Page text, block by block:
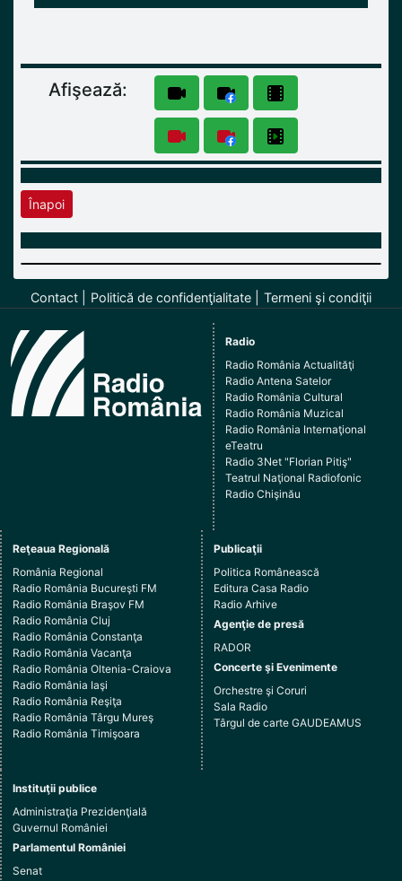
Afişează:
Înapoi
Contact Politică de confidenţialitate Termeni şi condiţii
Radio
Radio România Actualităţi
Radio Antena Satelor
Radio România Cultural
Radio România Muzical
Radio România Internaţional
eTeatru
Radio 3Net "Florian Pitiş"
Teatrul Naţional Radiofonic
Radio Chişinău
Reţeaua Regională
România Regional
Radio România Bucureşti FM
Radio România Braşov FM
Radio România Cluj
Radio România Constanţa
Radio România Vacanţa
Radio România Oltenia-Craiova
Radio România Iaşi
Radio România Reşiţa
Radio România Târgu Mureş
Radio România Timişoara
Publicaţii
Politica Românească
Editura Casa Radio
Radio Arhive
Agenţie de presă
RADOR
Concerte şi Evenimente
Orchestre şi Coruri
Sala Radio
Târgul de carte GAUDEAMUS
Instituţii publice
Administraţia Prezidenţială
Guvernul României
Parlamentul României
Senat